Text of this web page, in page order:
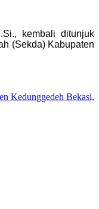
kembali ditunjuk
(Sekda) Kabupaten
Kedunggedeh Bekasi,